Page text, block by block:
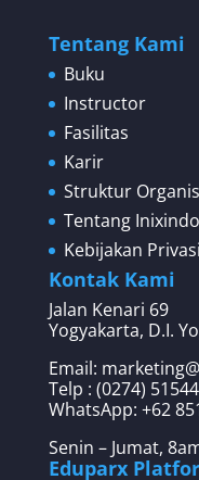
Tentang Kami
Buku
Instructor
Fasilitas
Karir
Struktur
Tentang Inixindo
Kebijakan Privasi
Kontak Kami
Jalan Kenari 69
Yogyakarta, D.I.
Email:
Telp : (0274)
WhatsApp: +62
Senin – Jumat,
Eduparx